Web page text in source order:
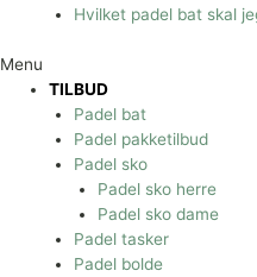
Hvilket padel bat skal
Menu
TILBUD
Padel bat
Padel pakketilbud
Padel sko
Padel sko herre
Padel sko dame
Padel tasker
Padel bolde